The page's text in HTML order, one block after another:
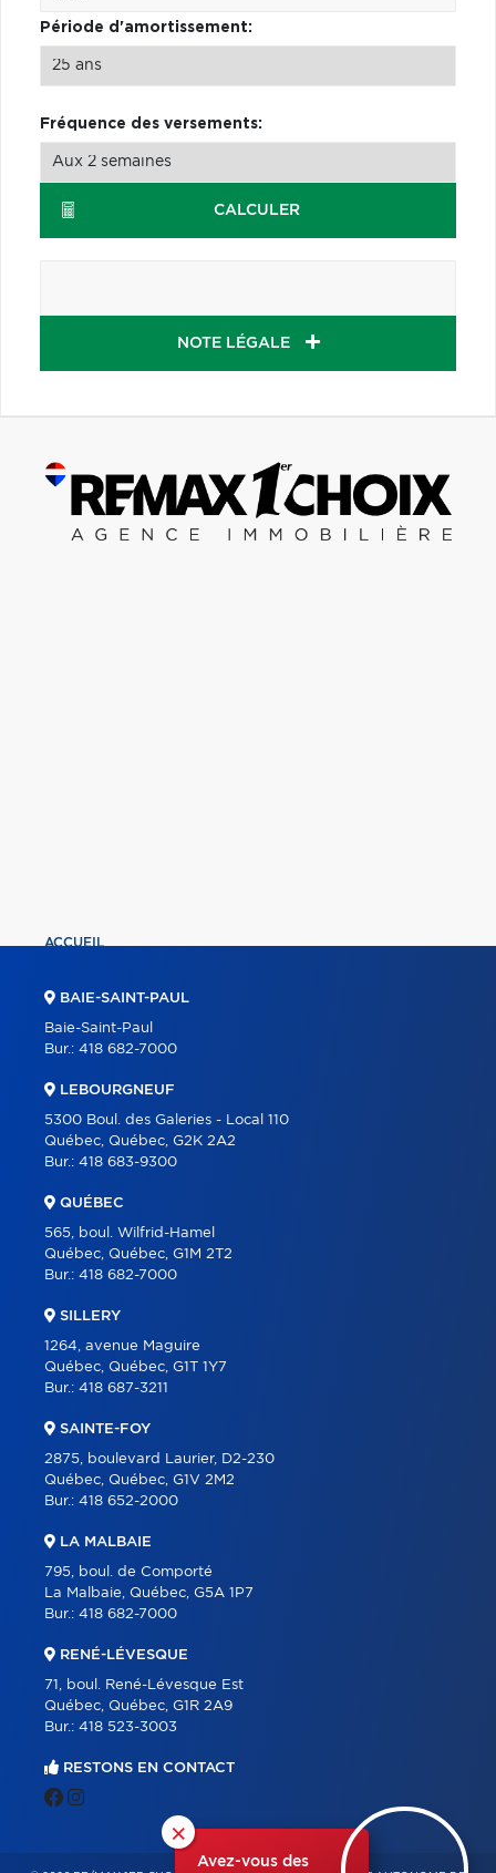
Période d'amortissement:
Fréquence des versements:
CALCULER
NOTE LÉGALE
×
Avez-vous des
ACCUEIL
À PROPOS
OUTILS
CARRIÈRE
BLOGUE
CONTACT
BAIE-SAINT-PAUL
Baie-Saint-Paul
Bur.: 418 682-7000
LEBOURGNEUF
5300 Boul. des Galeries - Local 110
Québec, Québec, G2K 2A2
Bur.: 418 683-9300
QUÉBEC
565, boul. Wilfrid-Hamel
Québec, Québec, G1M 2T2
Bur.: 418 682-7000
SILLERY
1264, avenue Maguire
Québec, Québec, G1T 1Y7
Bur.: 418 687-3211
SAINTE-FOY
2875, boulevard Laurier, D2-230
Québec, Québec, G1V 2M2
Bur.: 418 652-2000
LA MALBAIE
795, boul. de Comporté
La Malbaie, Québec, G5A 1P7
Bur.: 418 682-7000
RENÉ-LÉVESQUE
71, boul. René-Lévesque Est
Québec, Québec, G1R 2A9
Bur.: 418 523-3003
RESTONS EN CONTACT